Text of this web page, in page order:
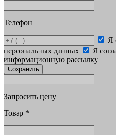
Телефон
Я
персональных данных
Я
информационную рассылку
Сохранить
Запросить цену
Товар *